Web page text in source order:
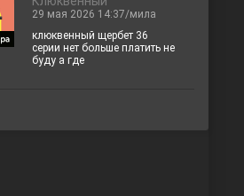
29 мая 2026 14:37/мила
клюквенный щербет 36
серии нет больше платить не
буду а где